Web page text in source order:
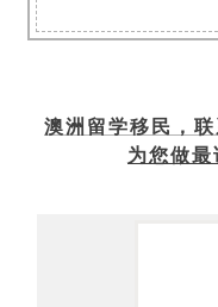
澳洲留学移民，联
为您做